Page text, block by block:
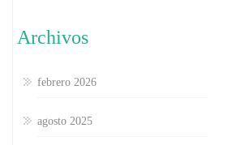
Archivos
febrero 2026
agosto 2025